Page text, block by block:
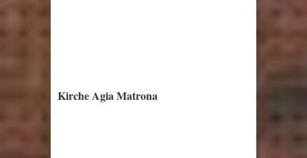
Kirche Agia Matrona